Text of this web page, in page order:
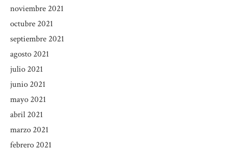
noviembre 2021
octubre 2021
septiembre 2021
agosto 2021
julio 2021
junio 2021
mayo 2021
abril 2021
marzo 2021
febrero 2021